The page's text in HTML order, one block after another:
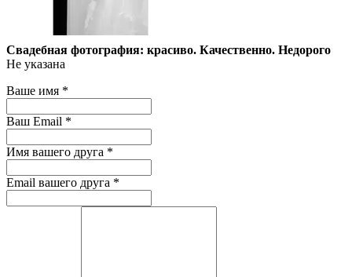
Свадебная фотография: красиво. Качественно. Недорого
Не указана
Ваше имя *
Ваш Email *
Имя вашего друга *
Email вашего друга *